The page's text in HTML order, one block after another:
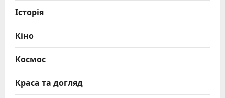
Історія
Кіно
Космос
Краса та догляд